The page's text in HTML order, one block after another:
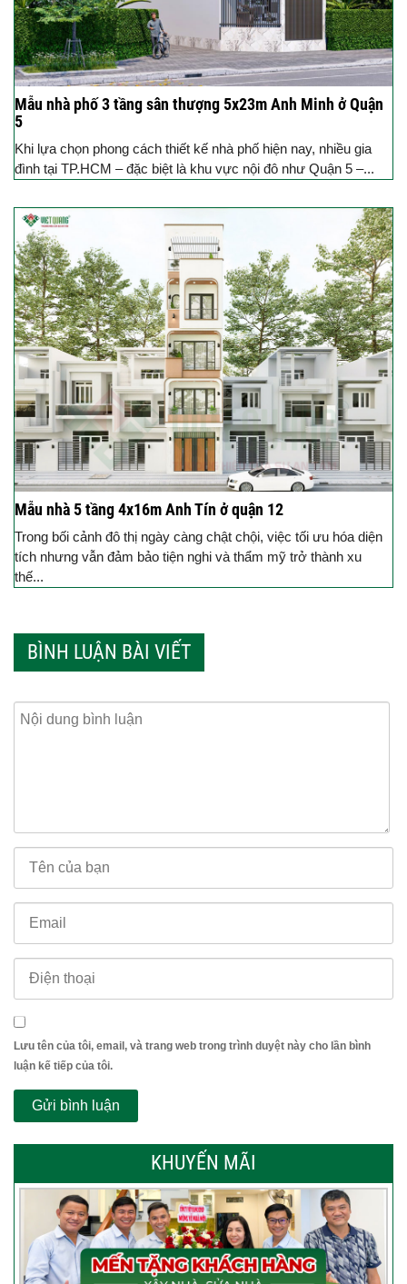
Mẫu nhà phố 3 tầng sân thượng 5x23m Anh Minh ở Quận
5
Khi lựa chọn phong cách thiết kế nhà phố hiện nay, nhiều gia
đình tại TP.HCM – đặc biệt là khu vực nội đô như Quận 5 –...
Mẫu nhà 5 tầng 4x16m Anh Tín ở quận 12
Trong bối cảnh đô thị ngày càng chật chội, việc tối ưu hóa diện
tích nhưng vẫn đảm bảo tiện nghi và thẩm mỹ trở thành xu
thế...
BÌNH LUẬN BÀI VIẾT
Lưu tên của tôi, email, và trang web trong trình duyệt này cho lần bình
luận kế tiếp của tôi.
KHUYẾN MÃI